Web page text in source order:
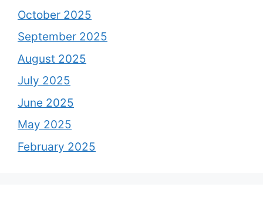
October 2025
September 2025
August 2025
July 2025
June 2025
May 2025
February 2025